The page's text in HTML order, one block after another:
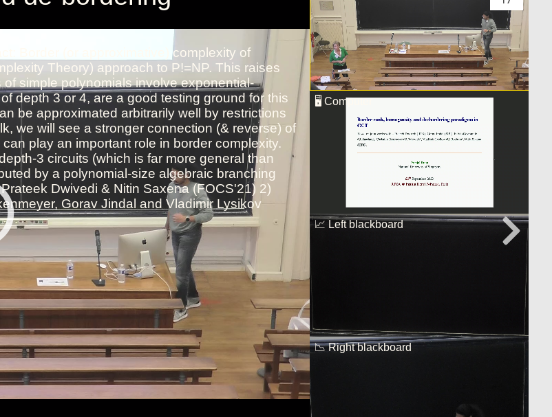
Dimensions and Their
Applications
Toutes les collections
Tous les instituts